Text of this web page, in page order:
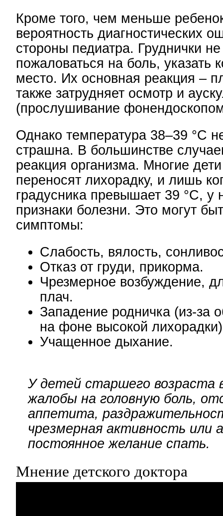
Кроме того, чем меньше
вероятность диагностических
стороны педиатра. Груднички не
пожаловаться на боль, указать
место. Их основная реакция –
также затрудняет осмотр и
(прослушивание
Однако температура 38–39 °С
страшна. В большинстве
реакция организма. Многие
переносят лихорадку, и лишь
градусника превышает 39 °С, у
признаки болезни. Это могут
симптомы:
Слабость, вялость,
Отказ от груди, прикорма.
Чрезмерное возбуждение,
плач.
Западение родничка (из-за
на фоне высокой
Учащенное дыхание.
У детей старшего возраста
жалобы на головную боль,
аппетита,
чрезмерная активность или
постоянное желание спать.
Мнение детского доктора